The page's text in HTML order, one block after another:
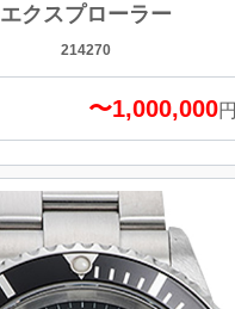
エクスプローラー
214270
〜1,000,000円